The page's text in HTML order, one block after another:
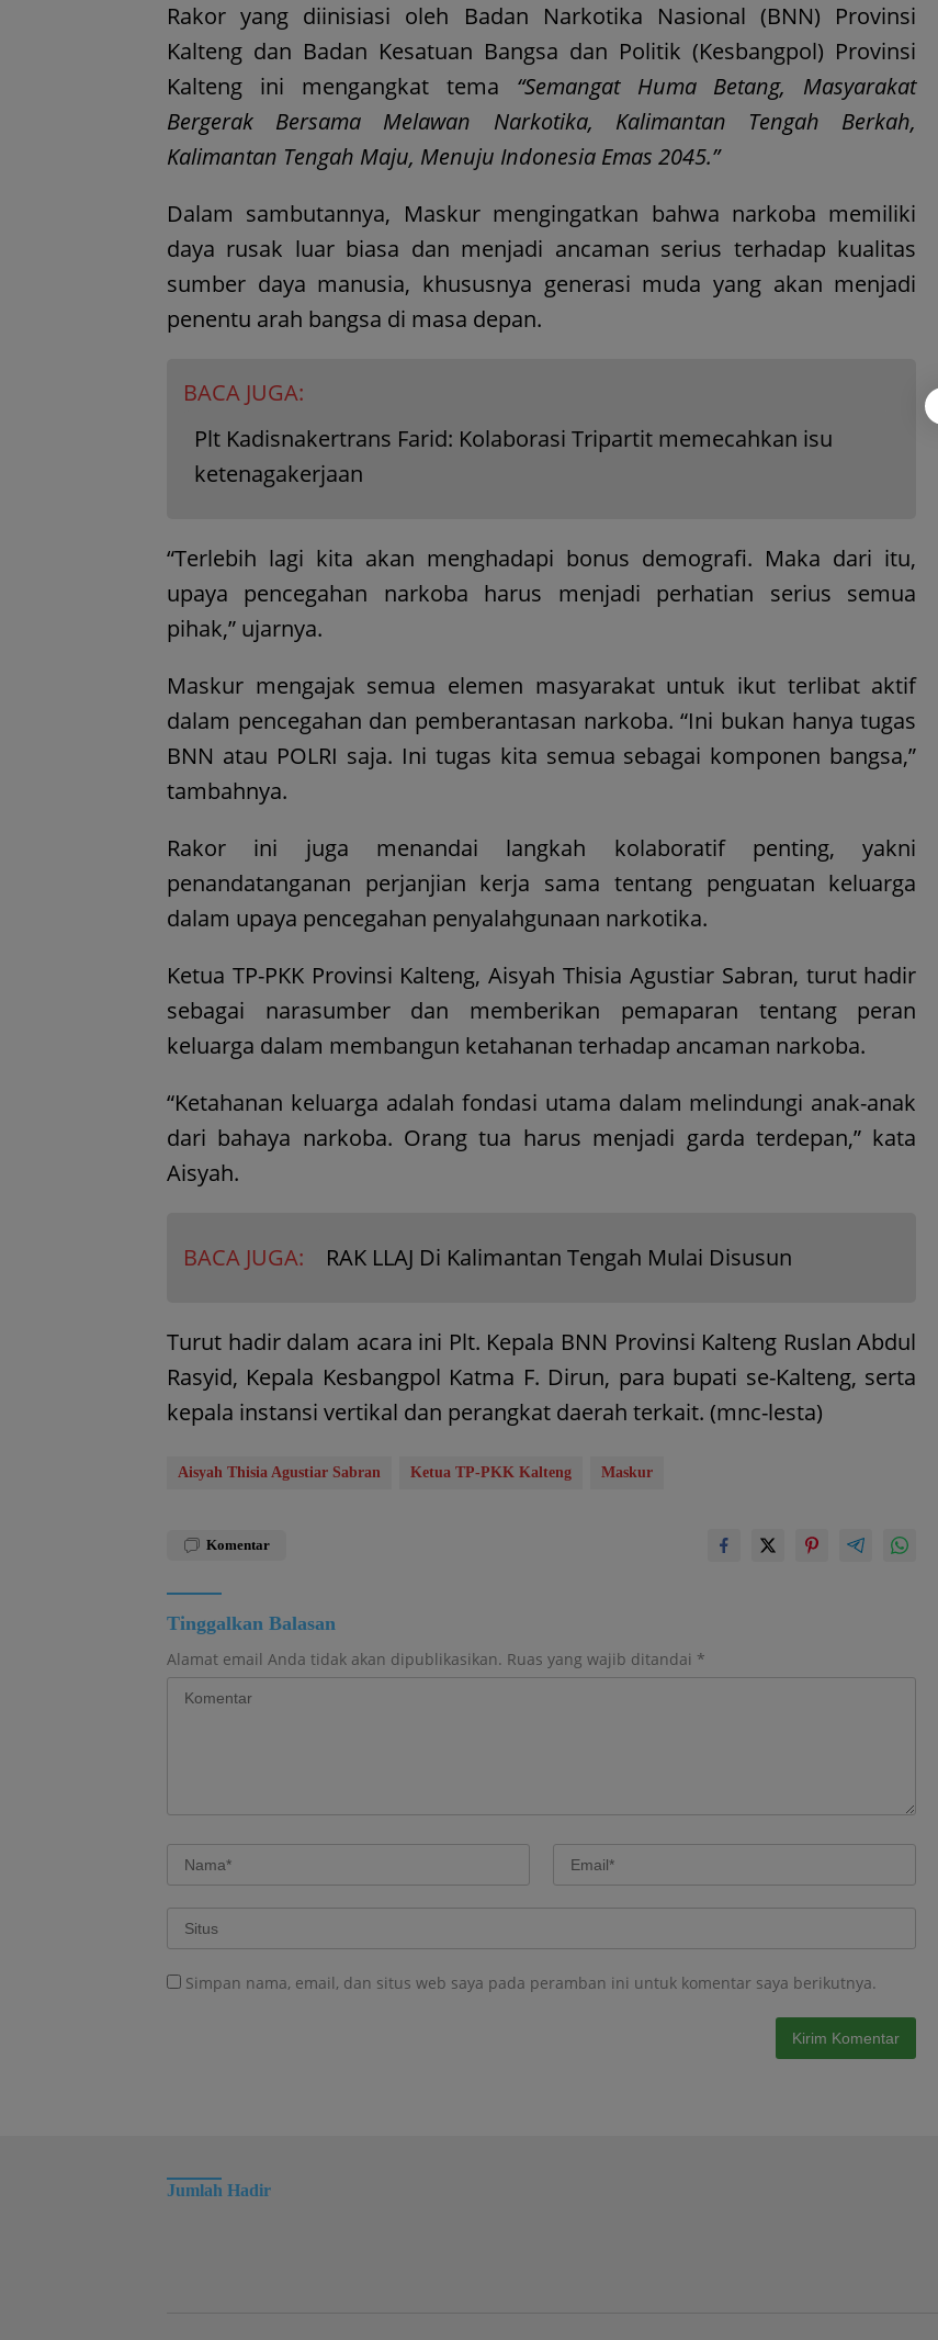
Rakor yang diinisiasi oleh Badan Narkotika Nasional (BNN) Provinsi
Kalteng dan Badan Kesatuan Bangsa dan Politik (Kesbangpol) Provinsi
Kalteng ini mengangkat tema “Semangat Huma Betang, Masyarakat
Bergerak Bersama Melawan Narkotika, Kalimantan Tengah Berkah,
Kalimantan Tengah Maju, Menuju Indonesia Emas 2045.”
Dalam sambutannya, Maskur mengingatkan bahwa narkoba memiliki
daya rusak luar biasa dan menjadi ancaman serius terhadap kualitas
sumber daya manusia, khususnya generasi muda yang akan menjadi
penentu arah bangsa di masa depan.
BACA JUGA:
Plt Kadisnakertrans Farid: Kolaborasi Tripartit memecahkan isu
ketenagakerjaan
“Terlebih lagi kita akan menghadapi bonus demografi. Maka dari itu,
upaya pencegahan narkoba harus menjadi perhatian serius semua
pihak,” ujarnya.
Maskur mengajak semua elemen masyarakat untuk ikut terlibat aktif
dalam pencegahan dan pemberantasan narkoba. “Ini bukan hanya tugas
BNN atau POLRI saja. Ini tugas kita semua sebagai komponen bangsa,”
tambahnya.
Rakor ini juga menandai langkah kolaboratif penting, yakni
penandatanganan perjanjian kerja sama tentang penguatan keluarga
dalam upaya pencegahan penyalahgunaan narkotika.
Ketua TP-PKK Provinsi Kalteng, Aisyah Thisia Agustiar Sabran, turut hadir
sebagai narasumber dan memberikan pemaparan tentang peran
keluarga dalam membangun ketahanan terhadap ancaman narkoba.
“Ketahanan keluarga adalah fondasi utama dalam melindungi anak-anak
dari bahaya narkoba. Orang tua harus menjadi garda terdepan,” kata
Aisyah.
BACA JUGA: RAK LLAJ Di Kalimantan Tengah Mulai Disusun
Turut hadir dalam acara ini Plt. Kepala BNN Provinsi Kalteng Ruslan Abdul
Rasyid, Kepala Kesbangpol Katma F. Dirun, para bupati se-Kalteng, serta
kepala instansi vertikal dan perangkat daerah terkait. (mnc-lesta)
Aisyah Thisia Agustiar Sabran Ketua TP-PKK Kalteng Maskur
Komentar
Tinggalkan Balasan
Alamat email Anda tidak akan dipublikasikan. Ruas yang wajib ditandai *
Simpan nama, email, dan situs web saya pada peramban ini untuk komentar saya berikutnya.
Jumlah Hadir